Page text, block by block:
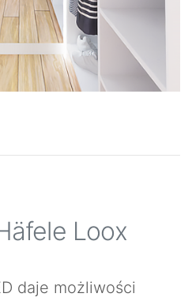
Loox
daje możliwości